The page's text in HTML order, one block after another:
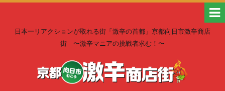
日本一リアクションが取れる街「激辛の首都」京都向日市激辛商店
街 〜激辛マニアの挑戦者求む！〜